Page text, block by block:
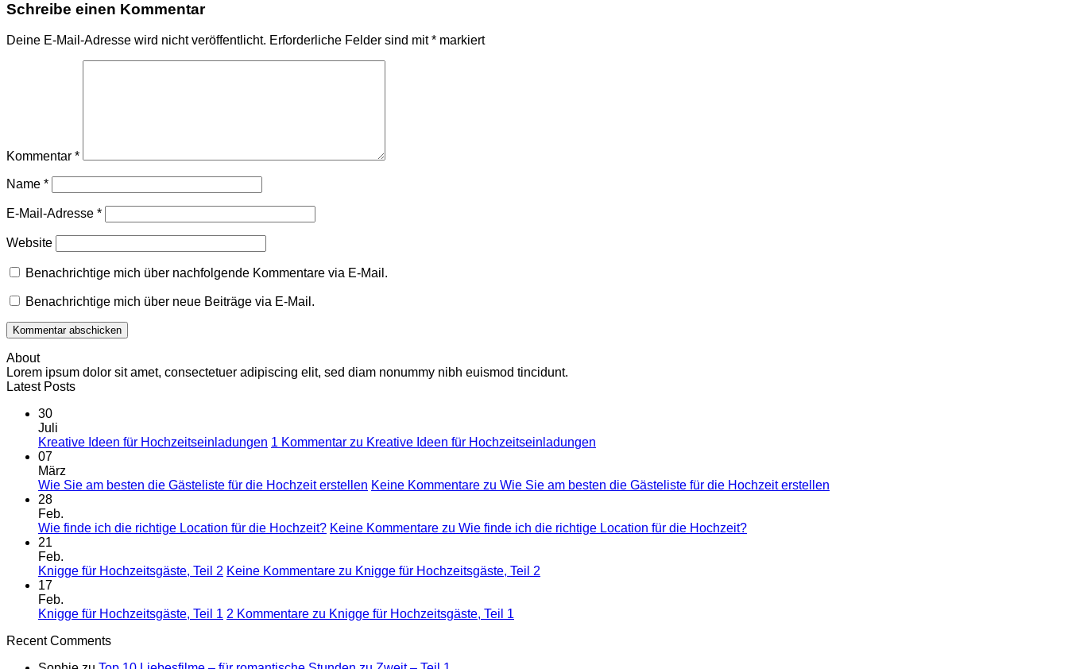
Schreibe einen Kommentar
Deine E-Mail-Adresse wird nicht veröffentlicht. Erforderliche Felder sind mit* markiert
Kommentar *
Name *
E-Mail-Adresse *
Website
Benachrichtige mich über nachfolgende Kommentare via E-Mail.
Benachrichtige mich über neue Beiträge via E-Mail.
About
Lorem ipsum dolor sit amet, consectetuer adipiscing elit, sed diam nonummy nibh euismod tincidunt.
Latest Posts
30
Juli
Kreative Ideen für Hochzeitseinladungen 1 Kommentar zu Kreative Ideen für Hochzeitseinladungen
07
März
Wie Sie am besten die Gästeliste für die Hochzeit erstellen Keine Kommentare zu Wie Sie am besten die Gästeliste für die Hochzeit erstellen
28
Feb.
Wie finde ich die richtige Location für die Hochzeit? Keine Kommentare zu Wie finde ich die richtige Location für die Hochzeit?
21
Feb.
Knigge für Hochzeitsgäste, Teil 2 Keine Kommentare zu Knigge für Hochzeitsgäste, Teil 2
17
Feb.
Knigge für Hochzeitsgäste, Teil 1 2 Kommentare zu Knigge für Hochzeitsgäste, Teil 1
Recent Comments